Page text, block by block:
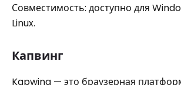
Совместимость: доступно для
Linux.
Капвинг
Kapwing — это браузерная